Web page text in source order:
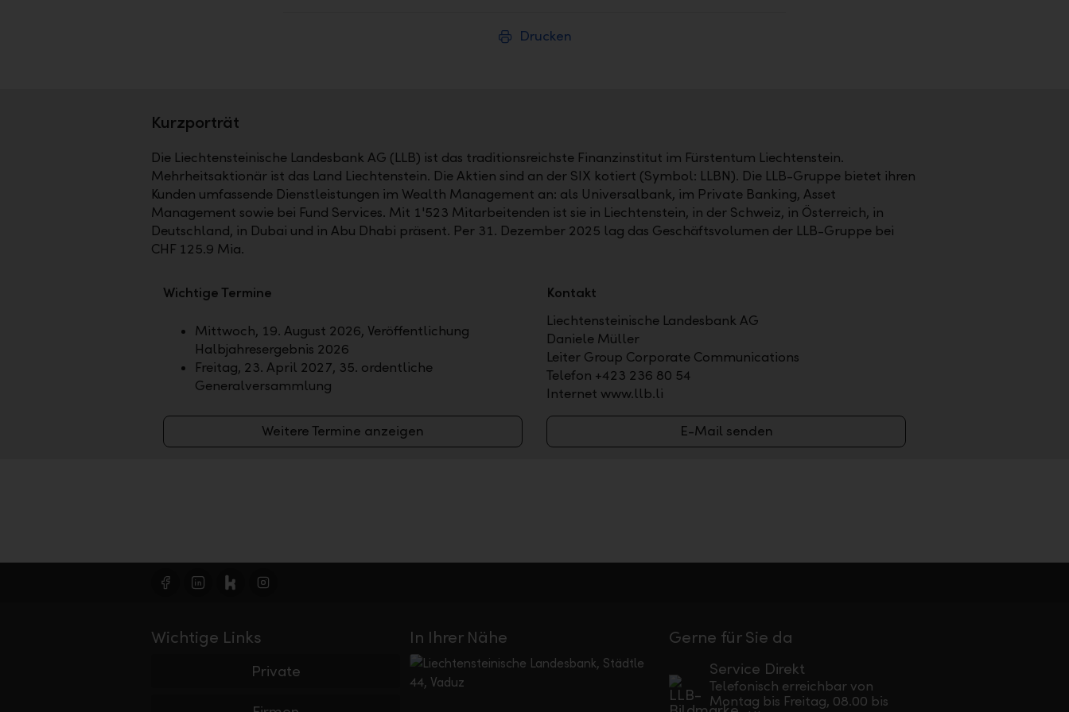
Drucken
Kurzporträt
Die Liechtensteinische Landesbank AG (LLB) ist das traditionsreichste Finanzinstitut im Fürstentum Liechtenstein.
Mehrheitsaktionär ist das Land Liechtenstein. Die Aktien sind an der SIX kotiert (Symbol: LLBN). Die LLB-Gruppe bietet ihren
Kunden umfassende Dienstleistungen im Wealth Management an: als Universalbank, im Private Banking, Asset
Management sowie bei Fund Services. Mit 1'523 Mitarbeitenden ist sie in Liechtenstein, in der Schweiz, in Österreich, in
Deutschland, in Dubai und in Abu Dhabi präsent. Per 31. Dezember 2025 lag das Geschäftsvolumen der LLB-Gruppe bei
CHF 125.9 Mia.
Wichtige Termine
Mittwoch, 19. August 2026, Veröffentlichung
Halbjahresergebnis 2026
Freitag, 23. April 2027, 35. ordentliche
Generalversammlung
Weitere Termine anzeigen
Kontakt
Liechtensteinische Landesbank AG
Daniele Müller
Leiter Group Corporate Communications
Telefon +423 236 80 54
Internet www.llb.li
E-Mail senden
Gerne für Sie da
Service Direkt
Telefonisch erreichbar von
Montag bis Freitag, 08.00 bis
In Ihrer Nähe
Wichtige Links
Private